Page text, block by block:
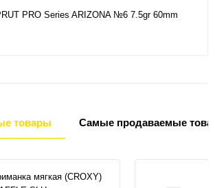
PRO Series ARIZONA №6 7.5gr 60mm
товары Самые продаваемые
мягкая (CROXY)